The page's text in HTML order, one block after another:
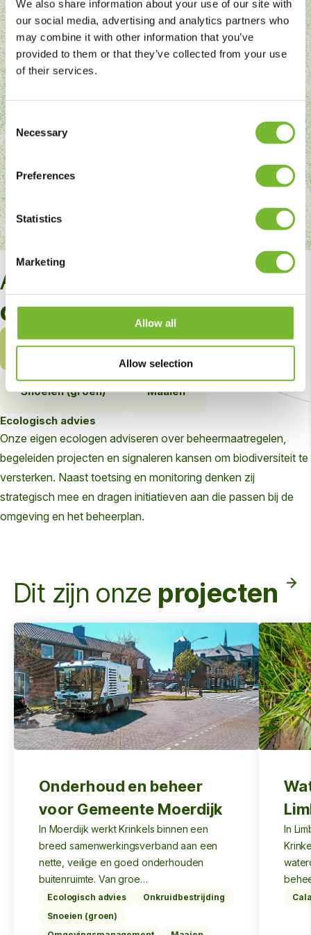
We also share information about your use of our site with
our social media, advertising and analytics partners who
may combine it with other information that you’ve
provided to them or that they’ve collected from your use
of their services.
Consent
Selection
Necessary
Preferences
Statistics
Marketing
Allow all
Allow selection
Water- en natuurgebieden
gebieden met een ecologische of watergebonden
opgave: dijken, watergangen, oevers en heide.
in hand gaan.
Alle
werkzaamheden
op een rij
Ecologisch advies Onkruidbestrijding
Snoeien (groen) Maaien
Ecologisch advies
Onze eigen ecologen adviseren over beheermaatregelen,
begeleiden projecten en signaleren kansen om biodiversiteit te
versterken. Naast toetsing en monitoring denken zij
strategisch mee en dragen initiatieven aan die passen bij de
omgeving en het beheerplan.
Dit zijn onze projecten
Onderhoud en beheer
voor Gemeente Moerdijk
In Moerdijk werkt Krinkels binnen een
breed samenwerkingsverband aan een
nette, veilige en goed onderhouden
buitenruimte. Van groe…
Ecologisch advies
Onkruidbestrijding
Snoeien (groen)
In